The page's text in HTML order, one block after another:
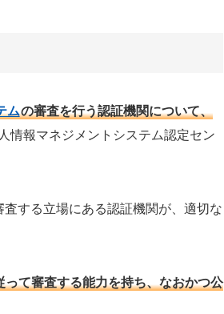
ムの審査を行う認証機関について、
情報マネジメントシステム認定セン
する立場にある認証機関が、適切な
て審査する能力を持ち、なおかつ公